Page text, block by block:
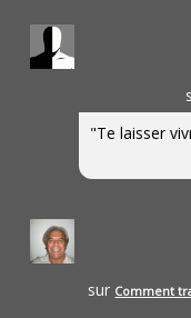
"Te laisser
sur Comment